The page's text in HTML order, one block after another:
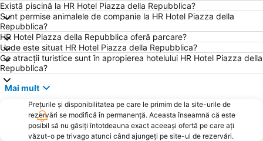
Există piscină la HR Hotel Piazza della Repubblica?
Sunt permise animalele de companie la HR Hotel Piazza della
Repubblica?
HR Hotel Piazza della Repubblica oferă parcare?
Unde este situat HR Hotel Piazza della Repubblica?
Ce atracții turistice sunt în apropierea hotelului HR Hotel Piazza della
Repubblica?
Mai mult
Prețurile și disponibilitatea pe care le primim de la site-urile de
rezervări se modifică în permanență. Aceasta înseamnă că este
posibil să nu găsiți întotdeauna exact aceeași ofertă pe care ați
văzut-o pe trivago atunci când ajungeți pe site-ul de rezervări.